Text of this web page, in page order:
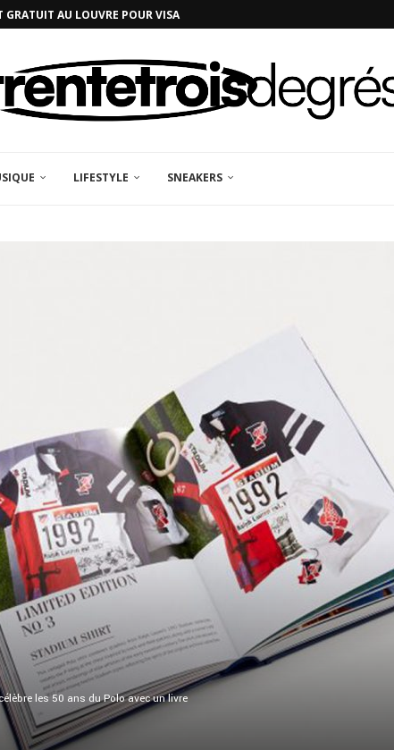
GRATUIT AU LOUVRE POUR VISA
LIFESTYLE SNEAKERS
les 50 ans du Polo avec un livre